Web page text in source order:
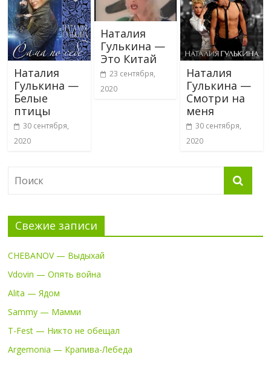
Наталия
Гулькина —
Белые
птицы
30 сентября,
2020
Наталия
Гулькина —
Это Китай
23 сентября,
2020
Наталия
Гулькина —
Смотри на
меня
30 сентября,
2020
Свежие записи
CHEBANOV — Выдыхай
Vdovin — Опять война
Alita — Ядом
Sammy — Мамми
T-Fest — Никто не обещал
Argemonia — Крапива-Лебеда